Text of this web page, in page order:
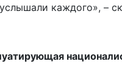
каждого», –